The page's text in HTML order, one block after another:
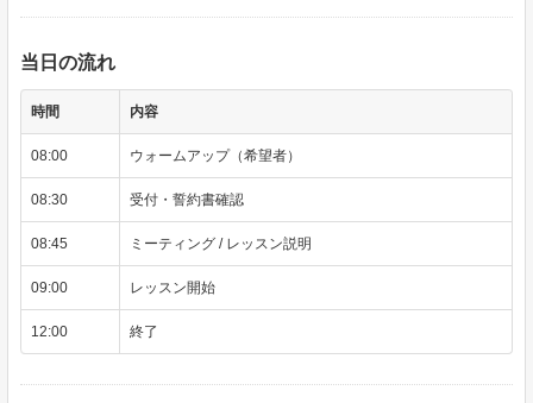
当日の流れ
時間 内容
08:00 ウォームアップ（希望者）
08:30 受付・誓約書確認
08:45 ミーティング / レッスン説明
09:00 レッスン開始
12:00 終了